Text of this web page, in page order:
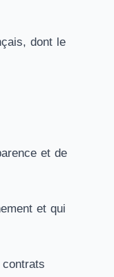
dont le
et de
et qui